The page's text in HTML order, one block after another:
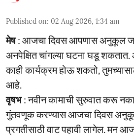
Published on: 02 Aug 2026, 1:34 am
मेष: आजचा दिवस आपणास अनुकूल
अनपेक्षित चांगल्या घटना घडू
काही कार्यक्रम होऊ शकतो,
आहे.
वृषभ: नवीन कामाची सुरुवात करू
गुंतवणूक करण्यास आजचा दिवस
प्रगतीसाठी वाट पहावी लागेल. मन